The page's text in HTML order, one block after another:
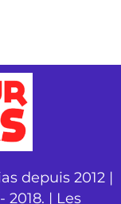
depuis 2012 |
2018. | Les